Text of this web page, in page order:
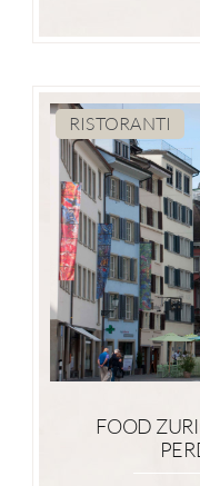
RISTORANTI
FOOD